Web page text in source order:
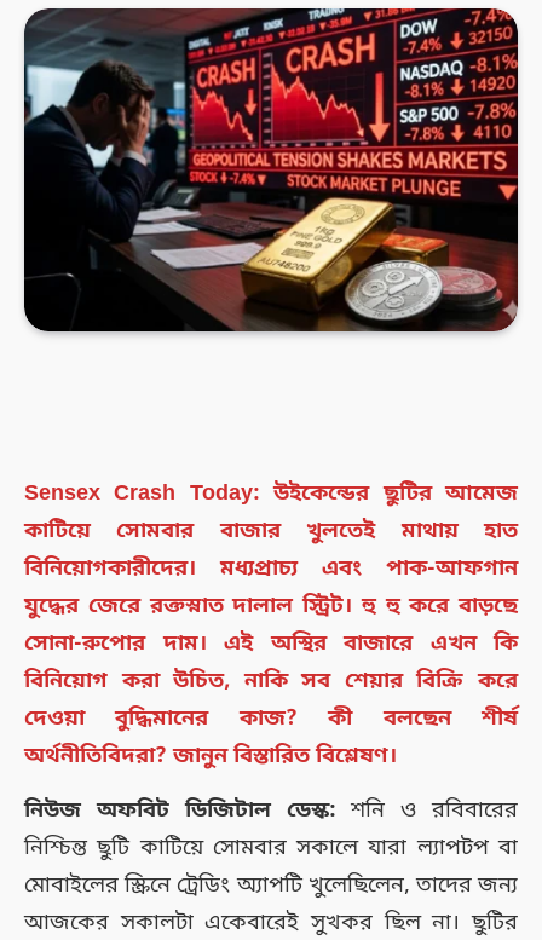
Sensex Crash Today:উইকেন্ডের ছুটির আমেজ
কাটিয়ে সোমবার বাজার খুলতেই মাথায় হাত
বিনিয়োগকারীদের। মধ্যপ্রাচ্য এবং পাক-আফগান
যুদ্ধের জেরে রক্তস্নাত দালাল স্ট্রিট। হু হু করে বাড়ছে
সোনা-রুপোর দাম। এই অস্থির বাজারে এখন কি
বিনিয়োগ করা উচিত, নাকি সব শেয়ার বিক্রি করে
দেওয়া বুদ্ধিমানের কাজ? কী বলছেন শীর্ষ
অর্থনীতিবিদরা? জানুন বিস্তারিত বিশ্লেষণ।
নিউজ অফবিট ডিজিটাল ডেস্ক: শনি ও রবিবারের
নিশ্চিন্ত ছুটি কাটিয়ে সোমবার সকালে যারা ল্যাপটপ বা
মোবাইলের স্ক্রিনে ট্রেডিং অ্যাপটি খুলেছিলেন, তাদের জন্য
আজকের সকালটা একেবারেই সুখকর ছিল না। ছুটির